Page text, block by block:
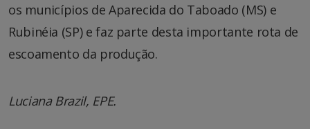
os municípios de Aparecida do Taboado (MS) e
Rubinéia (SP) e faz parte desta importante rota de
escoamento da produção.
Luciana Brazil, EPE.